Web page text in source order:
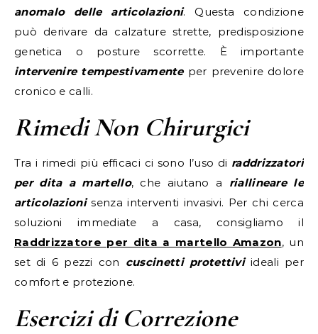
anomalo delle articolazioni. Questa condizione
può derivare da calzature strette, predisposizione
genetica o posture scorrette. È importante
intervenire tempestivamenteper prevenire dolore
cronico e calli.
Rimedi Non Chirurgici
Tra i rimedi più efficaci ci sono l’uso di raddrizzatori
per dita a martello, che aiutano a riallineare le
articolazionisenza interventi invasivi. Per chi cerca
soluzioni immediate a casa, consigliamo il
Raddrizzatore per dita a martello Amazon, un
set di 6 pezzi con cuscinetti protettiviideali per
comfort e protezione.
Esercizi di Correzione